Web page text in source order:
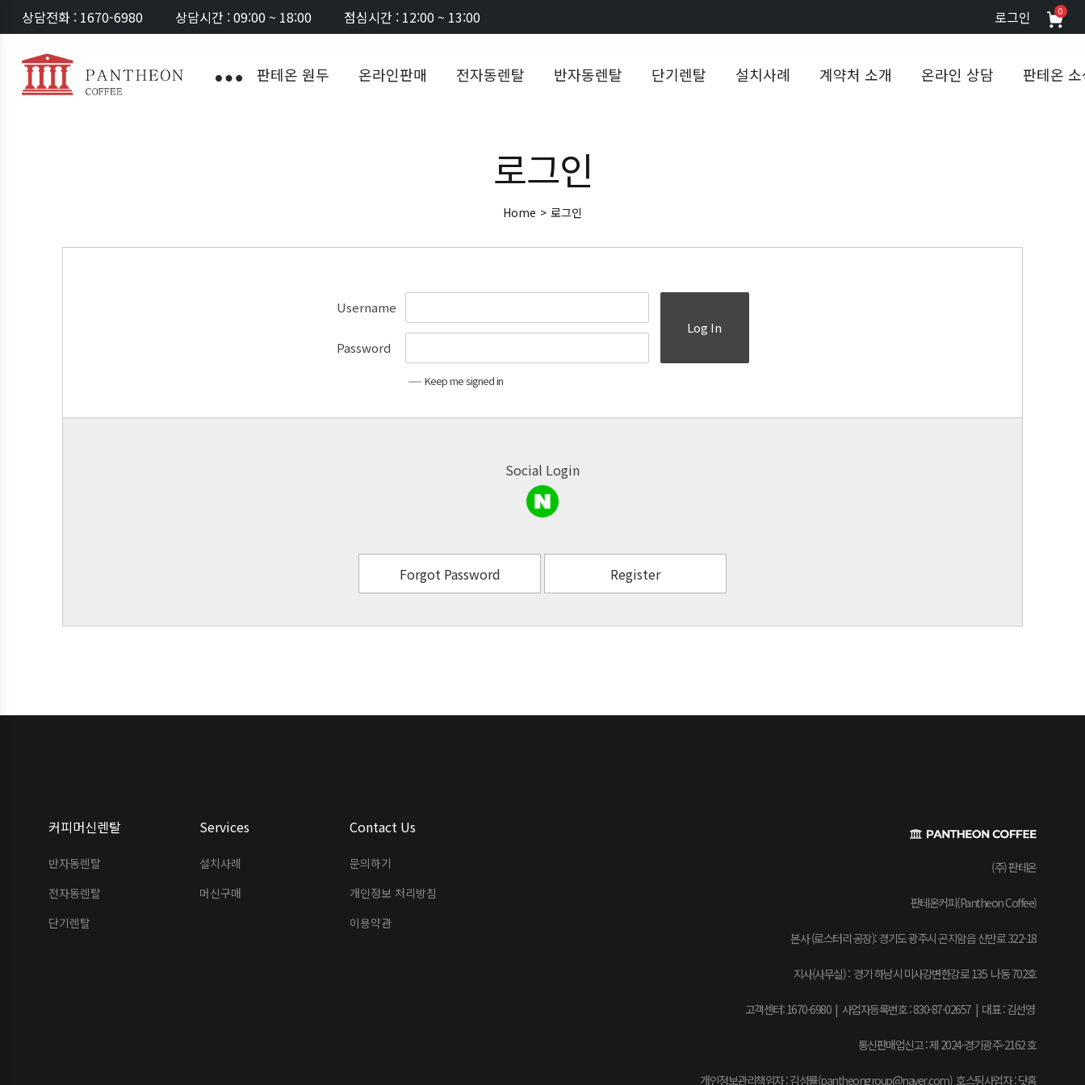
상담전화 : 1670-6980 상담시간 : 09:00 ~ 18:00 점심시간 : 12:00 ~ 13:00 로그인 0
판테온 원두 온라인판매 전자동렌탈 반자동렌탈 단기렌탈 설치사례 계약처 소개 온라인 상담 판테온
로그인
Home > 로그인
Username
Password
Keep me signed in
Log In
Social Login
Forgot Password Register
커피머신렌탈
반자동렌탈
전자동렌탈
단기렌탈
Services
설치사례
머신구매
Contact Us
문의하기
개인정보 처리방침
이용약관
(주) 판테온
판테온커피(Pantheon Coffee)
본사 (로스터리 공장): 경기도 광주시 곤지암읍 신만로 322-18
지사(사무실) : 경기 하남시 미사강변한강로 135 나동 702호
고객센터: 1670-6980 | 사업자등록번호 : 830-87-02657 | 대표 : 김선영
통신판매업신고 : 제 2024-경기광주-2162 호
개인정보관리책임자 : 김성률(pantheongroup@naver.com) 호스팅사업자 : 닷홈